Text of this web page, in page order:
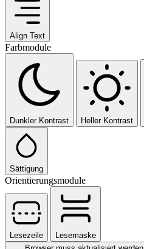
Align Text
Farbmodule
Dunkler Kontrast Heller Kontrast
Sättigung
Orientierungsmodule
Lesezeile
Lesemaske